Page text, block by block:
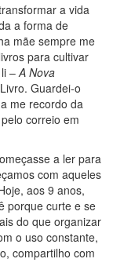
a vida
a forma de
mãe sempre me
para cultivar
– A Nova
Guardei-o
me recordo da
correio em
a ler para
com aqueles
aos 9 anos,
porque curte e se
do que organizar
o uso constante,
compartilho com